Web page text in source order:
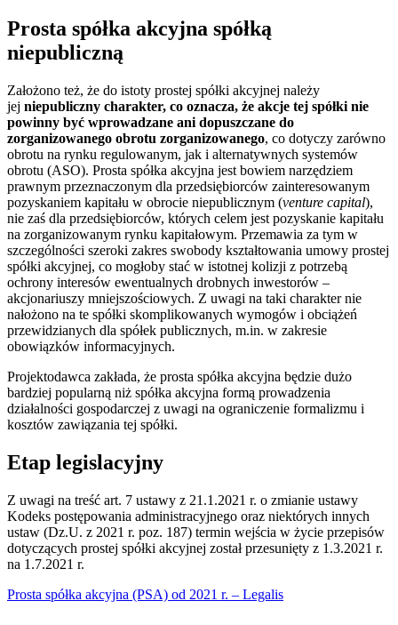
Prosta spółka akcyjna spółką
niepubliczną
Założono też, że do istoty prostej spółki akcyjnej należy
jej niepubliczny charakter, co oznacza, że akcje tej spółki nie
powinny być wprowadzane ani dopuszczane do
zorganizowanego obrotu zorganizowanego, co dotyczy zarówno
obrotu na rynku regulowanym, jak i alternatywnych systemów
obrotu (ASO). Prosta spółka akcyjna jest bowiem narzędziem
prawnym przeznaczonym dla przedsiębiorców zainteresowanym
pozyskaniem kapitału w obrocie niepublicznym (venture capital),
nie zaś dla przedsiębiorców, których celem jest pozyskanie kapitału
na zorganizowanym rynku kapitałowym. Przemawia za tym w
szczególności szeroki zakres swobody kształtowania umowy prostej
spółki akcyjnej, co mogłoby stać w istotnej kolizji z potrzebą
ochrony interesów ewentualnych drobnych inwestorów –
akcjonariuszy mniejszościowych. Z uwagi na taki charakter nie
nałożono na te spółki skomplikowanych wymogów i obciążeń
przewidzianych dla spółek publicznych, m.in. w zakresie
obowiązków informacyjnych.
Projektodawca zakłada, że prosta spółka akcyjna będzie dużo
bardziej popularną niż spółka akcyjna formą prowadzenia
działalności gospodarczej z uwagi na ograniczenie formalizmu i
kosztów zawiązania tej spółki.
Etap legislacyjny
Z uwagi na treść art. 7 ustawy z 21.1.2021 r. o zmianie ustawy
Kodeks postępowania administracyjnego oraz niektórych innych
ustaw (Dz.U. z 2021 r. poz. 187) termin wejścia w życie przepisów
dotyczących prostej spółki akcyjnej został przesunięty z 1.3.2021 r.
na 1.7.2021 r.
Prosta spółka akcyjna (PSA) od 2021 r. – Legalis